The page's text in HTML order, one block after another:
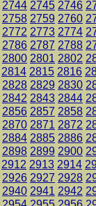
2744 2745 2746
2758 2759 2760
2772 2773 2774
2786 2787 2788
2800 2801 2802
2814 2815 2816
2828 2829 2830
2842 2843 2844
2856 2857 2858
2870 2871 2872
2884 2885 2886
2898 2899 2900
2912 2913 2914
2926 2927 2928
2940 2941 2942